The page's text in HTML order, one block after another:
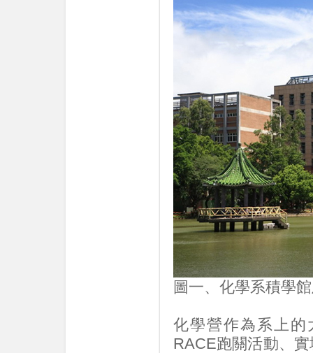
圖一、化學系積學
化學營作為系上
RACE跑關活動、